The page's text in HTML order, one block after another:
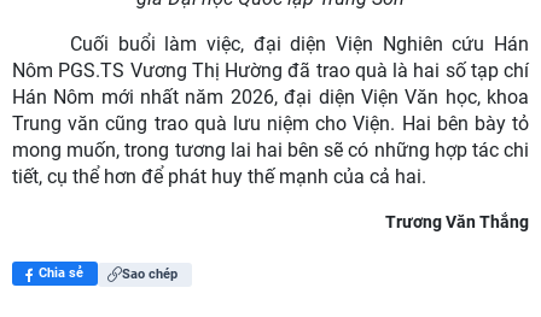
Cuối buổi làm việc, đại diện Viện Nghiên cứu Hán
Nôm PGS.TS Vương Thị Hường đã trao quà là hai số tạp chí
Hán Nôm mới nhất năm 2026, đại diện Viện Văn học, khoa
Trung văn cũng trao quà lưu niệm cho Viện. Hai bên bày tỏ
mong muốn, trong tương lai hai bên sẽ có những hợp tác chi
tiết, cụ thể hơn để phát huy thế mạnh của cả hai.
Trương Văn Thắng
Chia sẻ Sao chép